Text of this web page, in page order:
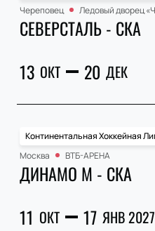
Череповец
Ледовый дворец
СЕВЕРСТАЛЬ - СКА
13 ОКТ 20 ДЕК
Континентальная Хоккейная
Москва
ВТБ-АРЕНА
ДИНАМО М - СКА
11 ОКТ 17 ЯНВ 2027